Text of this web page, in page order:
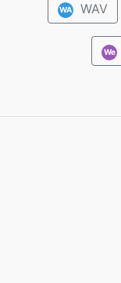
WA WAV
We